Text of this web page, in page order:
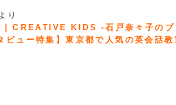
り
| CREATIVE KIDS -石戸奈々子のブ
タビュー特集】東京都で人気の英会